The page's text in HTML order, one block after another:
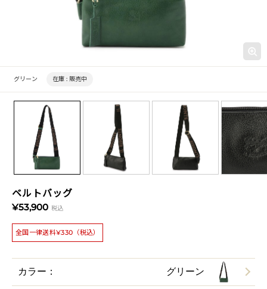
ベルトバッグ
¥53,900 税込
全国一律送料¥330（税込）
グリーン 在庫 : 販売中
カラー： グリーン